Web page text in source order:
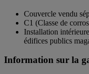
Couvercle vendu
C1 (Classe de
Installation
édifices publics
Information sur la